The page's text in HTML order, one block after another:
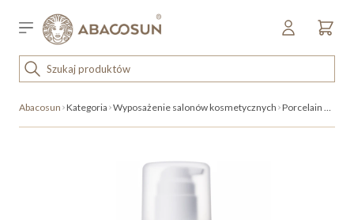
Sklep detaliczny
OUTLET
KOSMETYKI
Abacosun Kategoria Wyposażenie salonów kosmetycznych Porcelain Liquid Mask